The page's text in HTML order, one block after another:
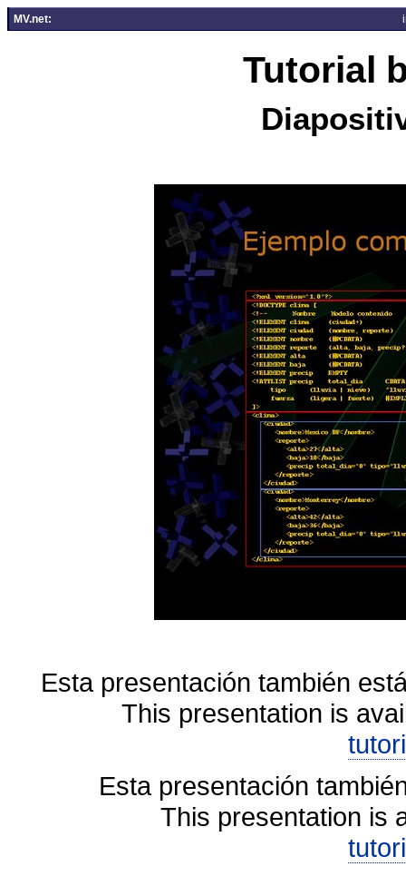
MV.net:
Tutorial
Esta presentación también
This presentation is
Esta presentación
This presentation is